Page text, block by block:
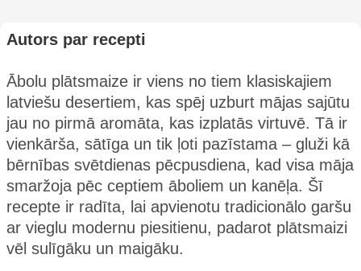
Autors par recepti
Ābolu plātsmaize ir viens no tiem klasiskajiem
latviešu desertiem, kas spēj uzburt mājas sajūtu
jau no pirmā aromāta, kas izplatās virtuvē. Tā ir
vienkārša, sātīga un tik ļoti pazīstama – gluži kā
bērnības svētdienas pēcpusdiena, kad visa māja
smaržoja pēc ceptiem āboliem un kanēļa. Šī
recepte ir radīta, lai apvienotu tradicionālo garšu
ar vieglu modernu piesitienu, padarot plātsmaizi
vēl sulīgāku un maigāku.